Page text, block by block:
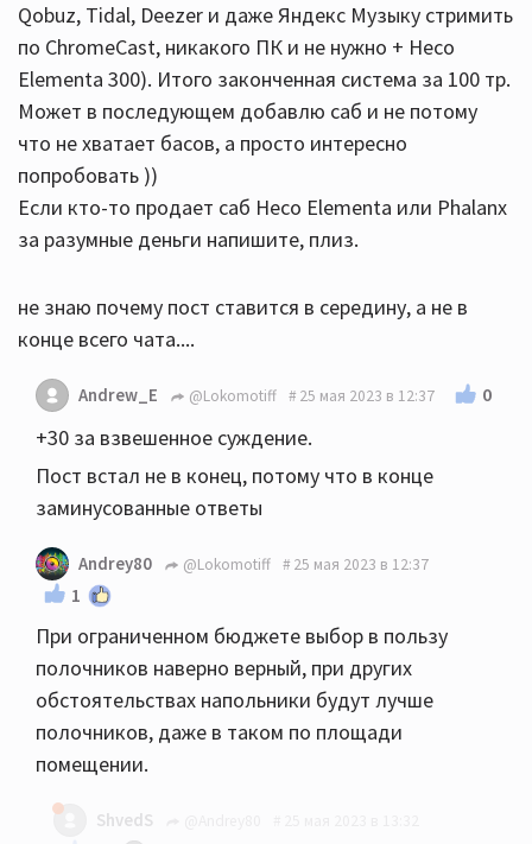
Qobuz, Tidal, Deezer и даже Яндекс Музыку стримить
по ChromeCast, никакого ПК и не нужно + Heco
Elementa 300). Итого законченная система за 100 тр.
Может в последующем добавлю саб и не потому
что не хватает басов, а просто интересно
попробовать ))
Если кто-то продает саб Heco Elementa или Phalanx
за разумные деньги напишите, плиз.
не знаю почему пост ставится в середину, а не в
конце всего чата....
Andrew_E @Lokomotiff 25 мая 2023 в 12:37 0
+30 за взвешенное суждение.
Пост встал не в конец, потому что в конце
заминусованные ответы
Andrey80 @Lokomotiff 25 мая 2023 в 12:37
1
При ограниченном бюджете выбор в пользу
полочников наверно верный, при других
обстоятельствах напольники будут лучше
полочников, даже в таком по площади
помещении.
ShvedS